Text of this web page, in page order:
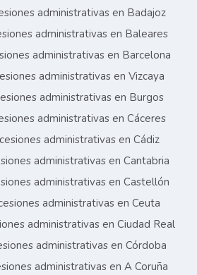
administrativas en Badajoz
administrativas en Baleares
administrativas en Barcelona
administrativas en Vizcaya
administrativas en Burgos
administrativas en Cáceres
administrativas en Cádiz
administrativas en Cantabria
administrativas en Castellón
administrativas en Ceuta
administrativas en Ciudad Real
administrativas en Córdoba
administrativas en A Coruña